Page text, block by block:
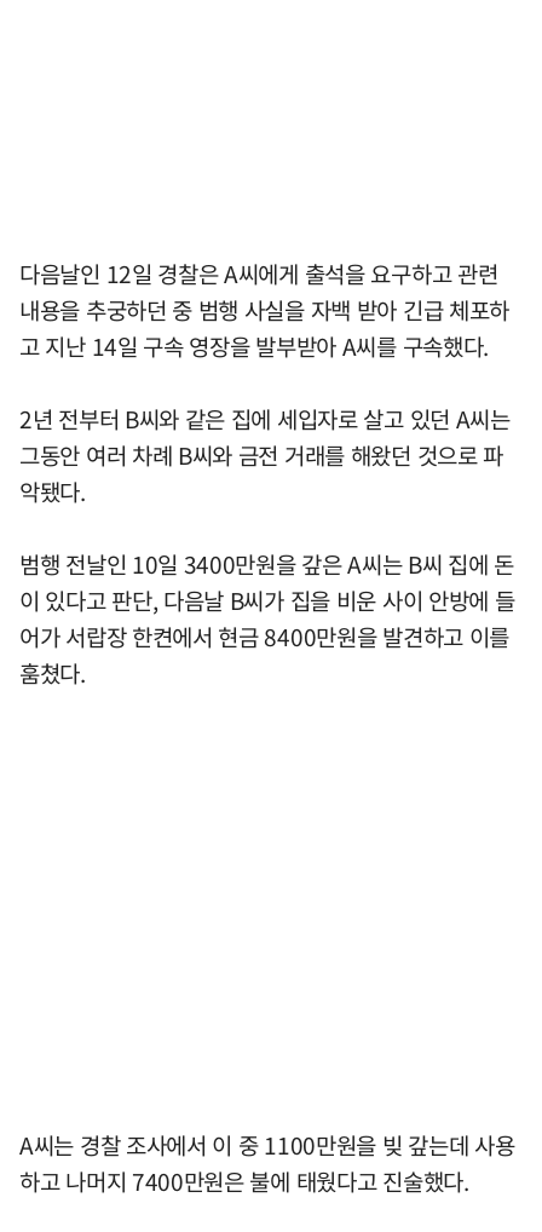
다음날인 12일 경찰은 A씨에게 출석을 요구하고 관련
내용을 추궁하던 중 범행 사실을 자백 받아 긴급 체포하
고 지난 14일 구속 영장을 발부받아 A씨를 구속했다.
2년 전부터 B씨와 같은 집에 세입자로 살고 있던 A씨는
그동안 여러 차례 B씨와 금전 거래를 해왔던 것으로 파
악됐다.
범행 전날인 10일 3400만원을 갚은 A씨는 B씨 집에 돈
이 있다고 판단, 다음날 B씨가 집을 비운 사이 안방에 들
어가 서랍장 한켠에서 현금 8400만원을 발견하고 이를
훔쳤다.
A씨는 경찰 조사에서 이 중 1100만원을 빚 갚는데 사용
하고 나머지 7400만원은 불에 태웠다고 진술했다.